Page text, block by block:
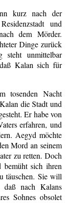
kurz nach der
und
dem Mörder.
Dinge zurück
steht unmittelbar
Kalan sich für
tosenden Nacht
die Stadt und
Er habe von
erfahren, und
Aegyd möchte
Mord an seinem
zu retten. Doch
sich ihren
täuschen. Sie will
nach Kalans
Sohnes obsolet